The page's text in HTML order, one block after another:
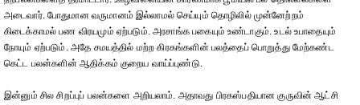
அடைவார். போதுமான வருமானம் இல்லாமல் செய்யும் தொழிலில் முன்னேற்றம்
கிடைக்காமல் பண விரயமும் ஏற்படும். அரசாங்க பகையும் உண்டாகும். உடல் உபாதையும்
நோயும் ஏற்படும். அதே சமயத்தில் மற்ற கிரகங்களின் பலத்தைப் பொறுத்து மேற்கண்ட
கெட்ட பலன்களின் ஆதிக்கம் குறைய வாய்ப்புண்டு.
இன்னும் சில சிறப்புப் பலன்களை அறியலாம். அதாவது பிரகஸ்பதியான குருவின் ஆட்சி